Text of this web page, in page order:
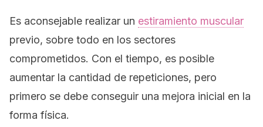
Es aconsejable realizar un estiramiento muscular
previo, sobre todo en los sectores
comprometidos. Con el tiempo, es posible
aumentar la cantidad de repeticiones, pero
primero se debe conseguir una mejora inicial en la
forma física.